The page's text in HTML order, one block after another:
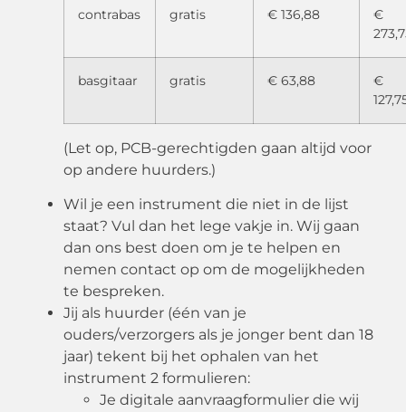
contrabas gratis € 136,88
€
basgitaar gratis € 63,88
€
(Let op, PCB-gerechtigden gaan altijd voor
op andere huurders.)
Wil je een instrument die niet in de lijst
staat? Vul dan het lege vakje in. Wij gaan
dan ons best doen om je te helpen en
nemen contact op om de mogelijkheden
te bespreken.
Jij als huurder (één van je
ouders/verzorgers als je jonger bent dan 18
jaar) tekent bij het ophalen van het
instrument 2 formulieren:
Je digitale aanvraagformulier die wij